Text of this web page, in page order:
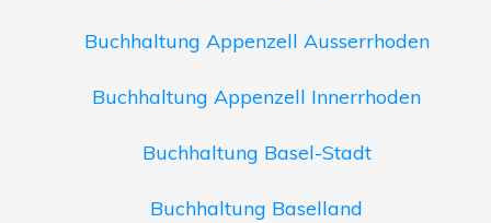
Buchhaltung Appenzell Ausserrhoden
Buchhaltung Appenzell Innerrhoden
Buchhaltung Basel-Stadt
Buchhaltung Baselland